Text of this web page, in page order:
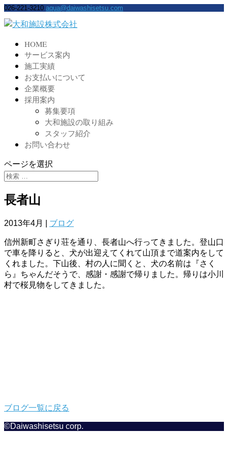
026-221-3210 aqua@daiwashisetsu.com
HOME
サービス案内
施工実績
お支払いについて
企業概要
採用案内
募集要項
大和施設の取り組み
スタッフ紹介
お問い合わせ
ページを選択
長者山
2013年4月 ブログ
信州新町さぎり荘を通り、長者山へ行ってきました。登山口
で車を降りると、犬が出迎えてくれて山頂まで道案内をして
くれました。下山後、村の人に聞くと、犬の名前は『さく
ら』ちゃんだそうで、感謝・感謝で帰りました。帰りは小川
村で桜見物をしてきました。
ブログ一覧に戻る
©Daiwashisetsu corp.